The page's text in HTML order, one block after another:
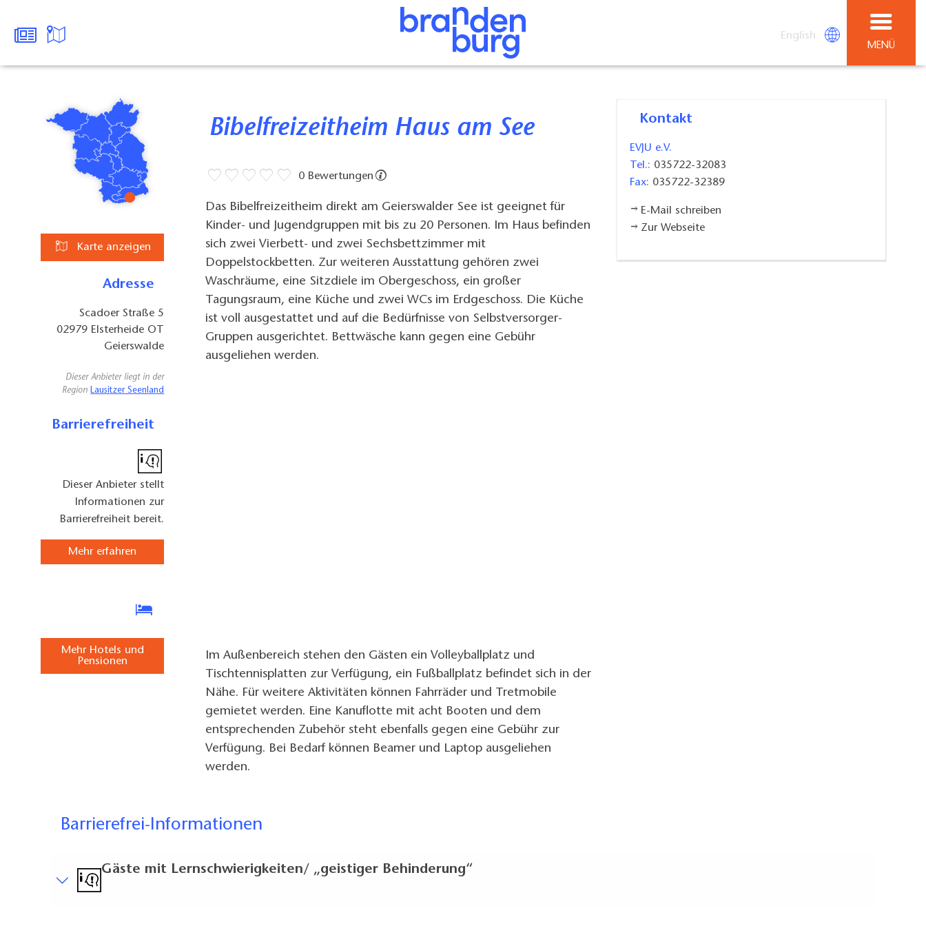
English
MENÜ
Karte anzeigen
Adresse
Scadoer Straße 5
02979 Elsterheide OT
Geierswalde
Dieser Anbieter liegt in der
Region Lausitzer Seenland
Barrierefreiheit
Dieser Anbieter stellt
Informationen zur
Barrierefreiheit bereit.
Mehr erfahren
Mehr Hotels und
Pensionen
Bibelfreizeitheim Haus am See
0 Bewertungen
Das Bibelfreizeitheim direkt am Geierswalder See ist geeignet für
Kinder- und Jugendgruppen mit bis zu 20 Personen. Im Haus befinden
sich zwei Vierbett- und zwei Sechsbettzimmer mit
Doppelstockbetten. Zur weiteren Ausstattung gehören zwei
Waschräume, eine Sitzdiele im Obergeschoss, ein großer
Tagungsraum, eine Küche und zwei WCs im Erdgeschoss. Die Küche
ist voll ausgestattet und auf die Bedürfnisse von Selbstversorger-
Gruppen ausgerichtet. Bettwäsche kann gegen eine Gebühr
ausgeliehen werden.
Im Außenbereich stehen den Gästen ein Volleyballplatz und
Tischtennisplatten zur Verfügung, ein Fußballplatz befindet sich in der
Nähe. Für weitere Aktivitäten können Fahrräder und Tretmobile
gemietet werden. Eine Kanuflotte mit acht Booten und dem
entsprechenden Zubehör steht ebenfalls gegen eine Gebühr zur
Verfügung. Bei Bedarf können Beamer und Laptop ausgeliehen
werden.
Kontakt
EVJU e.V.
Tel.: 035722-32083
Fax: 035722-32389
E-Mail schreiben
Zur Webseite
Barrierefrei-Informationen
Gäste mit Lernschwierigkeiten/ „geistiger Behinderung“